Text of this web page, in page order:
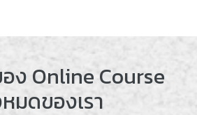
ง Online Course
มดของเรา